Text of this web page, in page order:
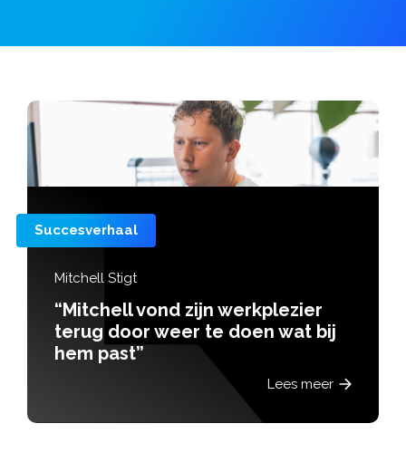
Succesverhaal
Mitchell Stigt
“Mitchell vond zijn werkplezier
terug door weer te doen wat bij
hem past”
Lees meer